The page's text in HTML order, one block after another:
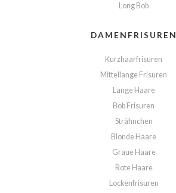
Long Bob
DAMENFRISUREN
Kurzhaarfrisuren
Mittellange Frisuren
Lange Haare
Bob Frisuren
Strähnchen
Blonde Haare
Graue Haare
Rote Haare
Lockenfrisuren